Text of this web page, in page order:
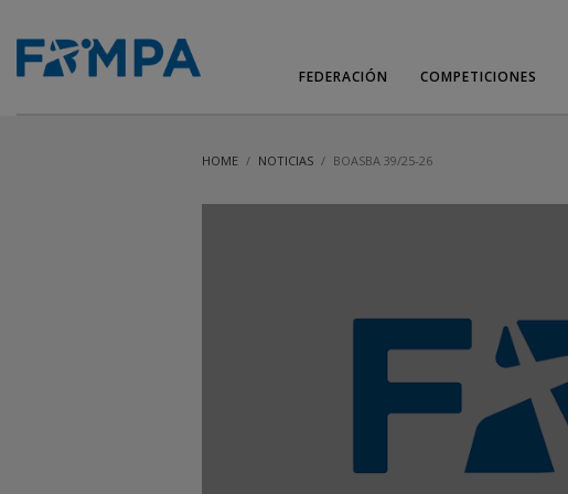
FEDERACIÓN COMPETICIONES
HOME NOTICIAS BOASBA 39/25-26